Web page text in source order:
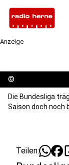
Anzeige
©
Die Bundesliga
Saison doch noch
Teilen: